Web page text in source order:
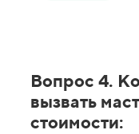
Вопрос 4.
вызвать
стоимости: